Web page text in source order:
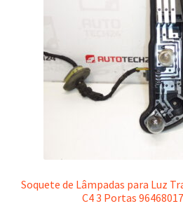
Soquete de Lâmpadas para Luz
C4 3 Portas